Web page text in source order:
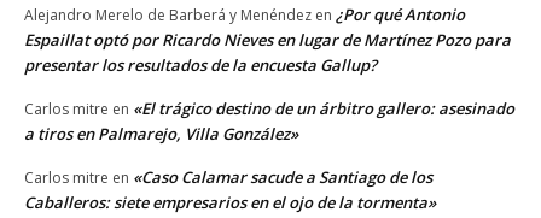
Alejandro Merelo de Barberá y Menéndez en ¿Por qué Antonio
Espaillat optó por Ricardo Nieves en lugar de Martínez Pozo para
presentar los resultados de la encuesta Gallup?
Carlos mitre en «El trágico destino de un árbitro gallero: asesinado
a tiros en Palmarejo, Villa González»
Carlos mitre en «Caso Calamar sacude a Santiago de los
Caballeros: siete empresarios en el ojo de la tormenta»